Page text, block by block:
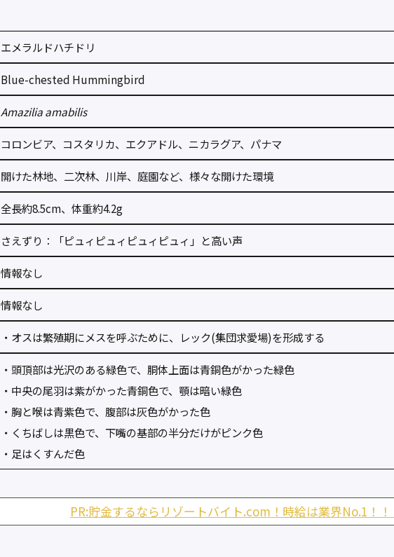
エメラルドハチドリ
Blue-chested Hummingbird
Amazilia amabilis
コロンビア、コスタリカ、エクアドル、ニカラグア、パナマ
開けた林地、二次林、川岸、庭園など、様々な開けた環境
全長約8.5cm、体重約4.2g
さえずり：「ピュィピュィピュィピュィ」と高い声
情報なし
情報なし
・オスは繁殖期にメスを呼ぶために、レック(集団求愛場)を形成する
・頭頂部は光沢のある緑色で、胴体上面は青銅色がかった緑色
・中央の尾羽は紫がかった青銅色で、顎は暗い緑色
・胸と喉は青紫色で、腹部は灰色がかった色
・くちばしは黒色で、下嘴の基部の半分だけがピンク色
・足はくすんだ色
PR:貯金するならリゾートバイト.com！時給は業界No.1！